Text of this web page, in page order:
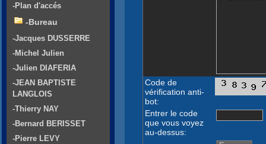
Code de
vérification anti-
bot:
Entrer le code
que vous voyez
au-dessus:
-Plan d'accés
-Bureau
-Jacques DUSSERRE
-Michel Julien
-Julien DIAFERIA
-JEAN BAPTISTE
LANGLOIS
-Thierry NAY
-Bernard BERISSET
-Pierre LEVY